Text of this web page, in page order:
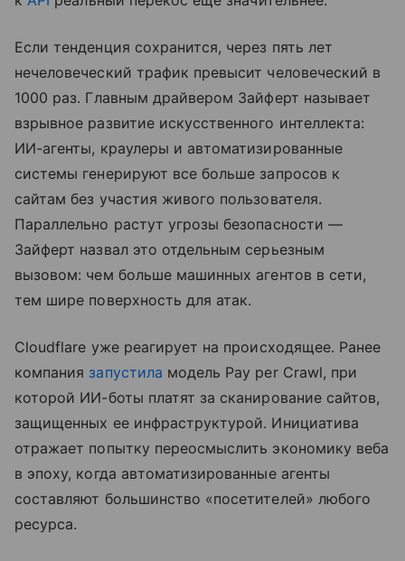
Если тенденция сохранится, через пять лет
нечеловеческий трафик превысит человеческий в
1000 раз. Главным драйвером Зайферт называет
взрывное развитие искусственного интеллекта:
ИИ-агенты, краулеры и автоматизированные
системы генерируют все больше запросов к
сайтам без участия живого пользователя.
Параллельно растут угрозы безопасности —
Зайферт назвал это отдельным серьезным
вызовом: чем больше машинных агентов в сети,
тем шире поверхность для атак.
Cloudflare уже реагирует на происходящее. Ранее
компания запустила модель Pay per Crawl, при
которой ИИ-боты платят за сканирование сайтов,
защищенных ее инфраструктурой. Инициатива
отражает попытку переосмыслить экономику веба
в эпоху, когда автоматизированные агенты
составляют большинство «посетителей» любого
ресурса.